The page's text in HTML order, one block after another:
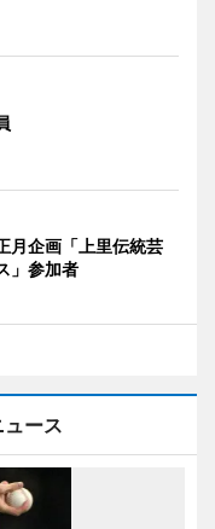
月企画「上里伝統芸
」参加者
ース